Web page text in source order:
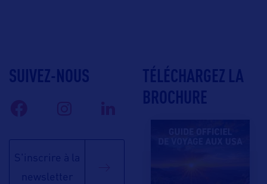
SUIVEZ-NOUS
S'inscrire à la
newsletter
TÉLÉCHARGEZ LA
BROCHURE